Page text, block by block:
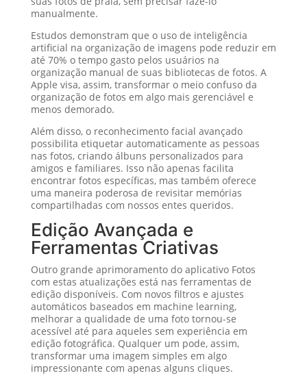
manualmente.
Estudos demonstram que o uso de inteligência
artificial na organização de imagens pode reduzir em
até 70% o tempo gasto pelos usuários na
organização manual de suas bibliotecas de fotos. A
Apple visa, assim, transformar o meio confuso da
organização de fotos em algo mais gerenciável e
menos demorado.
Além disso, o reconhecimento facial avançado
possibilita etiquetar automaticamente as pessoas
nas fotos, criando álbuns personalizados para
amigos e familiares. Isso não apenas facilita
encontrar fotos específicas, mas também oferece
uma maneira poderosa de revisitar memórias
compartilhadas com nossos entes queridos.
Edição Avançada e
Ferramentas Criativas
Outro grande aprimoramento do aplicativo Fotos
com estas atualizações está nas ferramentas de
edição disponíveis. Com novos filtros e ajustes
automáticos baseados em machine learning,
melhorar a qualidade de uma foto tornou-se
acessível até para aqueles sem experiência em
edição fotográfica. Qualquer um pode, assim,
transformar uma imagem simples em algo
impressionante com apenas alguns cliques.